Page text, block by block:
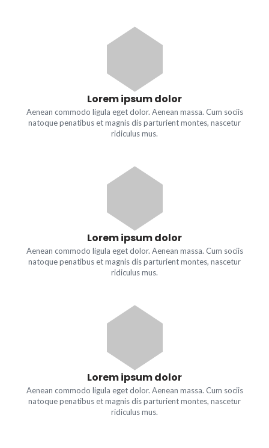
Lorem ipsum dolor
Aenean commodo ligula eget dolor. Aenean massa. Cum sociis
natoque penatibus et magnis dis parturient montes, nascetur
ridiculus mus.
Lorem ipsum dolor
Aenean commodo ligula eget dolor. Aenean massa. Cum sociis
natoque penatibus et magnis dis parturient montes, nascetur
ridiculus mus.
Lorem ipsum dolor
Aenean commodo ligula eget dolor. Aenean massa. Cum sociis
natoque penatibus et magnis dis parturient montes, nascetur
ridiculus mus.